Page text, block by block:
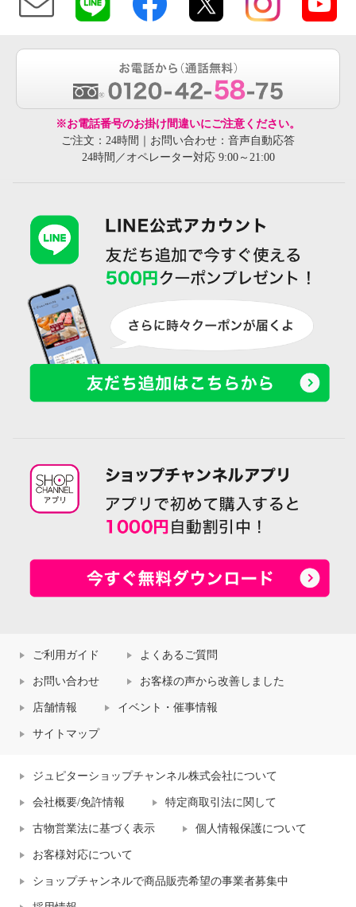
※お電話番号のお掛け間違いにご注意ください。
ご注文：24時間｜お問い合わせ：音声自動応答
24時間／オペレーター対応 9:00～21:00
ご利用ガイド よくあるご質問
お問い合わせ お客様の声から改善しました
店舗情報 イベント・催事情報
サイトマップ
ジュピターショップチャンネル株式会社について
会社概要/免許情報 特定商取引法に関して
古物営業法に基づく表示 個人情報保護について
お客様対応について
ショップチャンネルで商品販売希望の事業者募集中